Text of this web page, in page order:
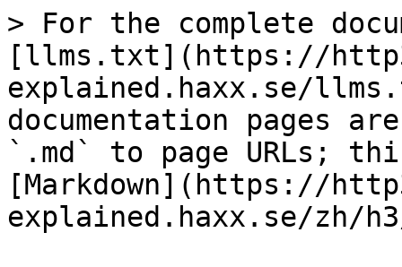
> For the complete
[llms.txt](https://
explained.haxx.se/
documentation pages
`.md` to page URLs;
[Markdown](https://
explained.haxx.se/zh/